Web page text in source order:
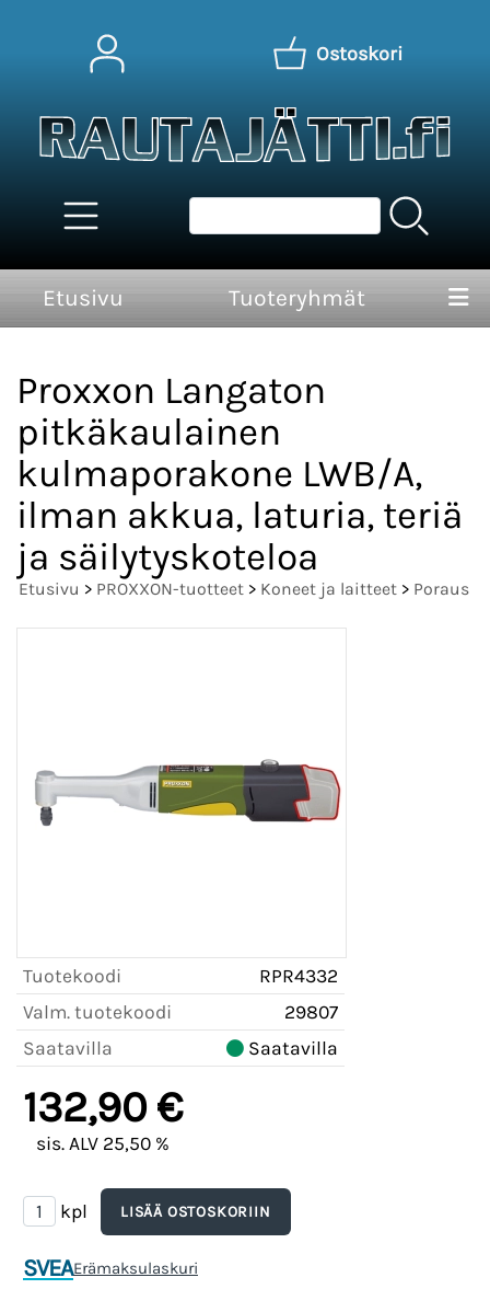
Ostoskori
Etusivu Tuoteryhmät
Proxxon Langaton
pitkäkaulainen
kulmaporakone LWB/A,
ilman akkua, laturia, teriä
ja säilytyskoteloa
Etusivu > PROXXON-tuotteet > Koneet ja laitteet > Poraus
Tuotekoodi
RPR4332
Valm. tuotekoodi
29807
Saatavilla
Saatavilla
132,90 €
sis. ALV 25,50 %
kpl
SVEAErämaksulaskuri